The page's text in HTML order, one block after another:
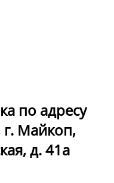
по адресу
г. Майкоп,
д. 41а